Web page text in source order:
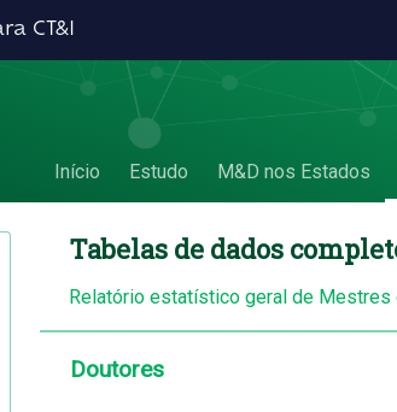
CT&I
Início Estudo M&D nos Estados
Tabelas de dados
Relatório estatístico geral de Mestres
Doutores